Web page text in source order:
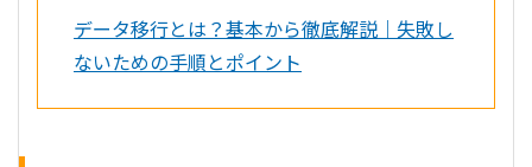
データ移行とは？基本から徹底解説｜失敗し
ないための手順とポイント